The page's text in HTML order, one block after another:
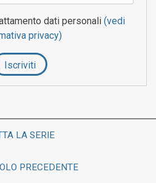
dati personali (vedi
privacy)
LA SERIE
PRECEDENTE